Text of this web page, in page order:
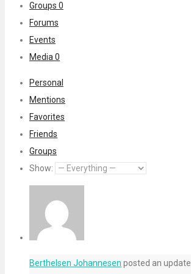
Groups 0
Forums
Events
Media 0
Personal
Mentions
Favorites
Friends
Groups
Show:
Berthelsen Johannesen posted an update